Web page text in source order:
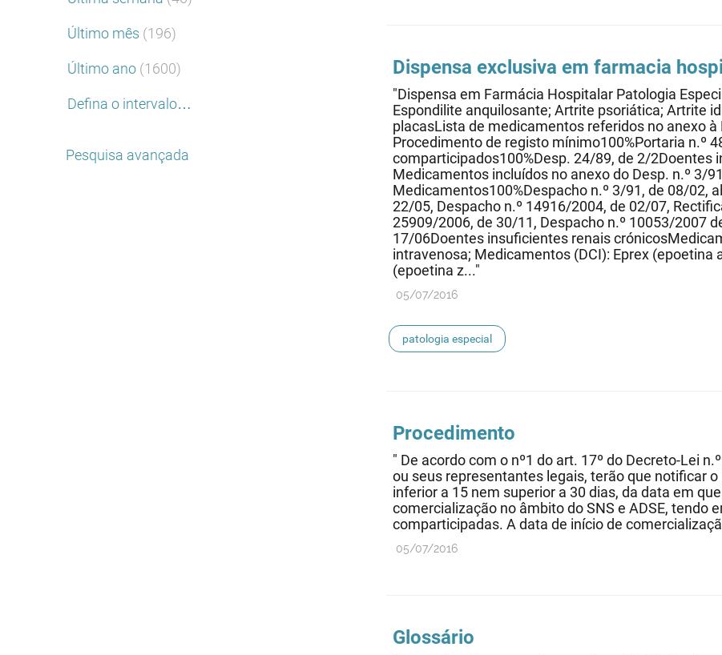
Último mês (196)
Último ano (1600)
Defina o intervalo…
Pesquisa avançada
Dispensa exclusiva em farmacia
"Dispensa em Farmácia Hospitalar Patologia
Espondilite anquilosante; Artrite psoriática; Artrite
placasLista de medicamentos referidos no anexo
Procedimento de registo mínimo100%Portaria n.º
comparticipados100%Desp. 24/89, de 2/
Medicamentos incluídos no anexo do Desp. n.º 3/
Medicamentos100%Despacho n.º 3/91, de 08/02,
22/05, Despacho n.º 14916/2004, de 02/07,
25909/2006, de 30/11, Despacho n.º 10053/2007
17/06Doentes insuficientes renais
intravenosa; Medicamentos (DCI): Eprex
(epoetina z..."
05/07/2016
patologia especial
Procedimento
" De acordo com o nº1 do art. 17º do Decreto-Lei
ou seus representantes legais, terão que notificar
inferior a 15 nem superior a 30 dias, da data em
comercialização no âmbito do SNS e ADSE, tendo
comparticipadas. A data de início de
05/07/2016
Glossário